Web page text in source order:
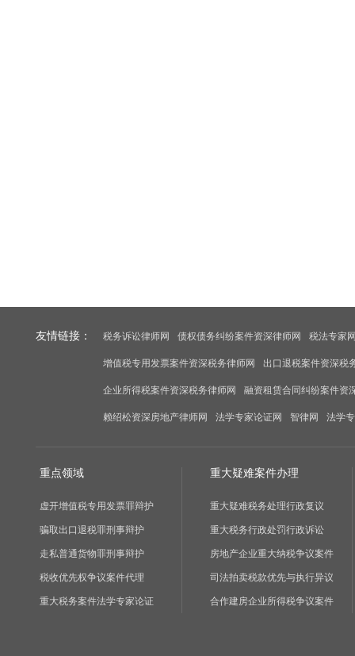
友情链接： 税务诉讼律师网 债权债务纠纷案件资深律师网 税法专家
增值税专用发票案件资深税务律师网 出口退税案件资深税
企业所得税案件资深税务律师网 融资租赁合同纠纷案件资
赖绍松资深房地产律师网 法学专家论证网 智律网 法学
重点领域
虚开增值税专用发票罪辩护
骗取出口退税罪刑事辩护
走私普通货物罪刑事辩护
税收优先权争议案件代理
重大税务案件法学专家论证
重大疑难案件办理
重大疑难税务处理行政复议
重大税务行政处罚行政诉讼
房地产企业重大纳税争议案件
司法拍卖税款优先与执行异议
合作建房企业所得税争议案件